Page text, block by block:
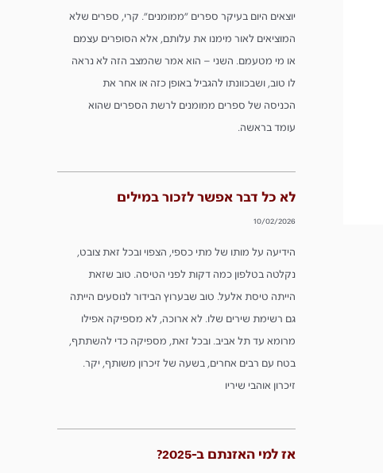
יוצאים היום בעיקר ספרים ״ממומנים״. קרי, ספרים שלא
המוציאים לאור מימנו את עלותם, אלא הסופרים עצמם
או מי מטעמם. השני – הוא אמר שהמצב הזה לא נראה
לו טוב, ושבכוונתו להגביל באופן כזה או אחר את
הכניסה של ספרים ממומנים לרשת הספרים שהוא
עומד בראשה.
לא כל דבר אפשר לזכור במילים
10/02/2026
הידיעה על מותו של מתי כספי, הצפוי ובכל זאת צובט,
נקלטה בטלפון כמה דקות לפני הטיסה. טוב שזאת
הייתה טיסת אלעל. טוב שבערוץ הבידור לנוסעים הייתה
גם רשימת שירים שלו. לא ארוכה, לא מספיקה אפילו
מרומא עד תל אביב. ובכל זאת, מספיקה כדי להשתתף,
בטח עם רבים אחרים, בשעה של זיכרון משותף, יקר.
זיכרון אוהבי שיריו
אז למי האזנתם ב-2025?